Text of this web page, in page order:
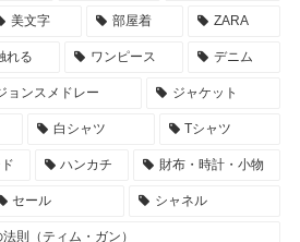
美文字 部屋着 ZARA
れる ワンピース デニム
ョンスメドレー ジャケット
白シャツ Tシャツ
ハンカチ 財布・時計・小物
セール シャネル
則（ティム・ガン）